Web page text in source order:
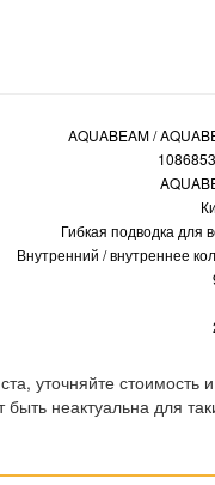
AQUABEAM /
Гибкая подводка для
Внутренний / внутреннее
уточняйте стоимость
неактуальна для